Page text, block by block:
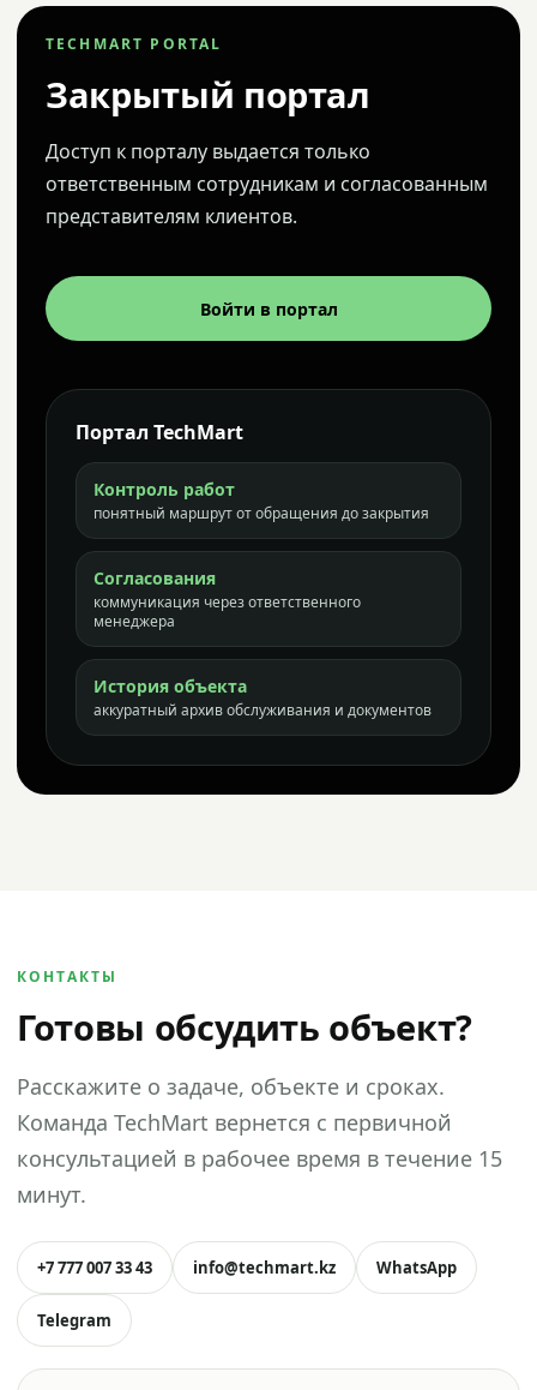
TECHMART PORTAL
Закрытый портал
Доступ к порталу выдается только
ответственным сотрудникам и согласованным
представителям клиентов.
Войти в портал
Портал TechMart
Контроль работ
понятный маршрут от обращения до закрытия
Согласования
коммуникация через ответственного
менеджера
История объекта
аккуратный архив обслуживания и документов
КОНТАКТЫ
Готовы обсудить объект?
Расскажите о задаче, объекте и сроках.
Команда TechMart вернется с первичной
консультацией в рабочее время в течение 15
минут.
+7 777 007 33 43 info@techmart.kz WhatsApp
Telegram